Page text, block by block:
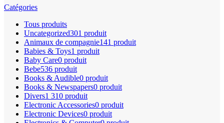
Catégories
Tous produits
Uncategorized301 produit
Animaux de compagnie141 produit
Babies & Toys1 produit
Baby Care0 produit
Bebe536 produit
Books & Audible0 produit
Books & Newspapers0 produit
Divers1 310 produit
Electronic Accessories0 produit
Electronic Devices0 produit